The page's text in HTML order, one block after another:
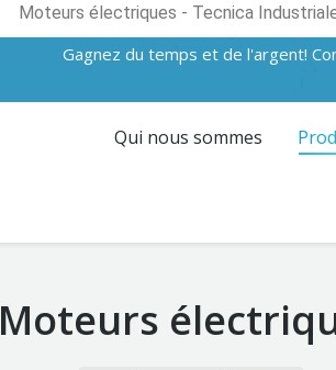
Moteurs électriques - Tecnica
Gagnez du temps et de l'argent!
Qui nous sommes
Moteurs